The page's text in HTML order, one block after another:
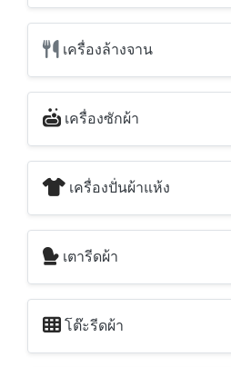
เครื่องล้างจาน
เครื่องซักผ้า
เครื่องปั่นผ้าแห้ง
เตารีดผ้า
โต๊ะรีดผ้า